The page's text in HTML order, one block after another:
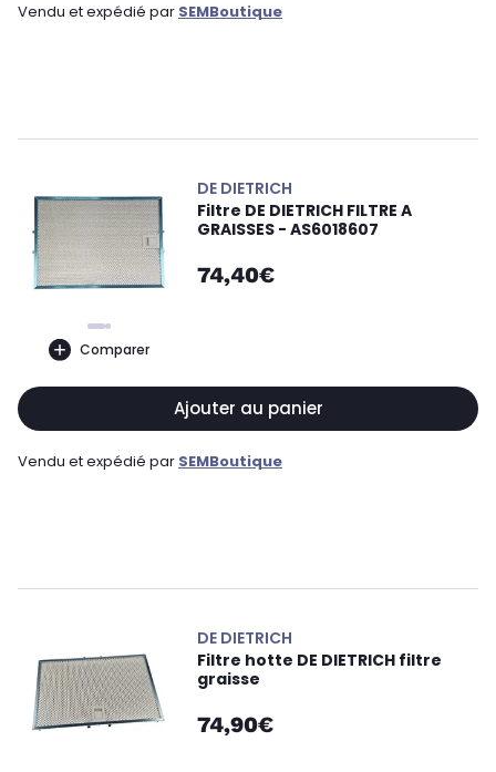
Vendu et expédié par SEMBoutique
Comparer
DE DIETRICH
Filtre DE DIETRICH FILTRE A
GRAISSES - AS6018607
74,40€
Ajouter au panier
Vendu et expédié par SEMBoutique
DE DIETRICH
Filtre hotte DE DIETRICH filtre
graisse
74,90€